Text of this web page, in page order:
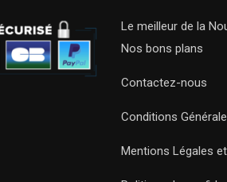
Le meilleur de la
Nos bons plans
Contactez-nous
Conditions
Mentions Légales et